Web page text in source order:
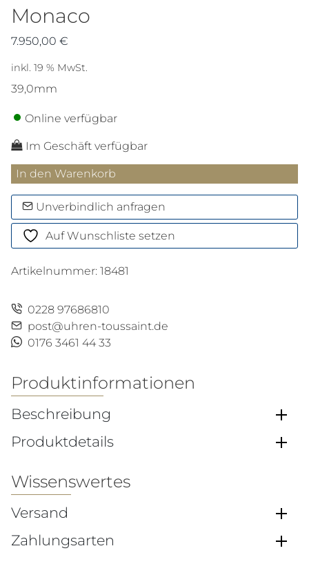
Monaco
7.950,00 €
inkl. 19 % MwSt.
39,0mm
Online verfügbar
Im Geschäft verfügbar
Monaco
Menge
In den Warenkorb
Unverbindlich anfragen
Auf Wunschliste setzen
Artikelnummer: 18481
0228 97686810
post@uhren-toussaint.de
0176 3461 44 33
Produktinformationen
Beschreibung
Produktdetails
Wissenswertes
Versand
Zahlungsarten